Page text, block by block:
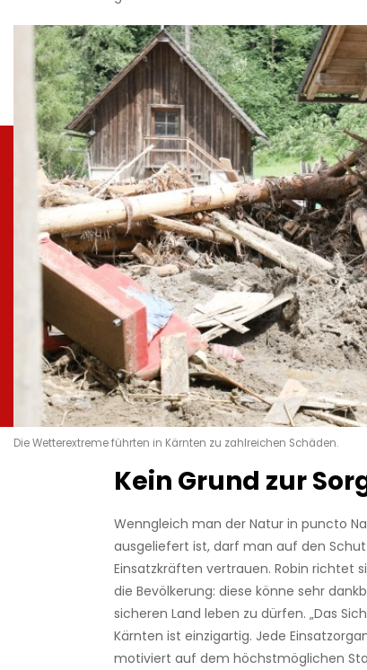
Die Wetterextreme führten in Kärnten zu zahlreichen Schäden.
Kein Grund zur
Wenngleich man der Natur in puncto
ausgeliefert ist, darf man auf den
Einsatzkräften vertrauen. Robin richtet
die Bevölkerung: diese könne sehr
sicheren Land leben zu dürfen. „Das
Kärnten ist einzigartig. Jede
motiviert auf dem höchstmöglichen